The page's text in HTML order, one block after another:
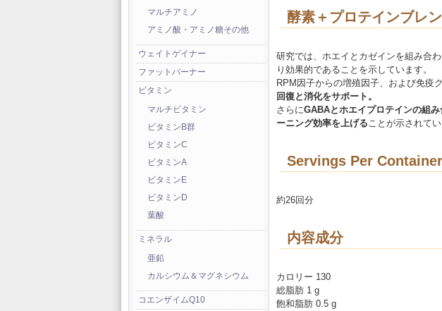
マルチアミノ
アミノ酸・アミノ糖その他
ウェイトゲイナー
ファットバーナー
ビタミン
マルチビタミン
ビタミンB群
ビタミンC
ビタミンA
ビタミンE
ビタミンD
葉酸
ミネラル
亜鉛
カルシウム＆マグネシウム
コエンザイムQ10
酵素＋プロテインブレ
研究では、ホエイとカゼインを組み合
り効果的であることを示しています。
RPM因子からの増殖因子、および免疫
回復と消化をサポート。
さらにGABAとホエイプロテインの組
ーニング効率を上げることが示されてい
Servings Per Container
約26回分
内容成分
カロリー 130
総脂肪 1 g
飽和脂肪 0.5 g